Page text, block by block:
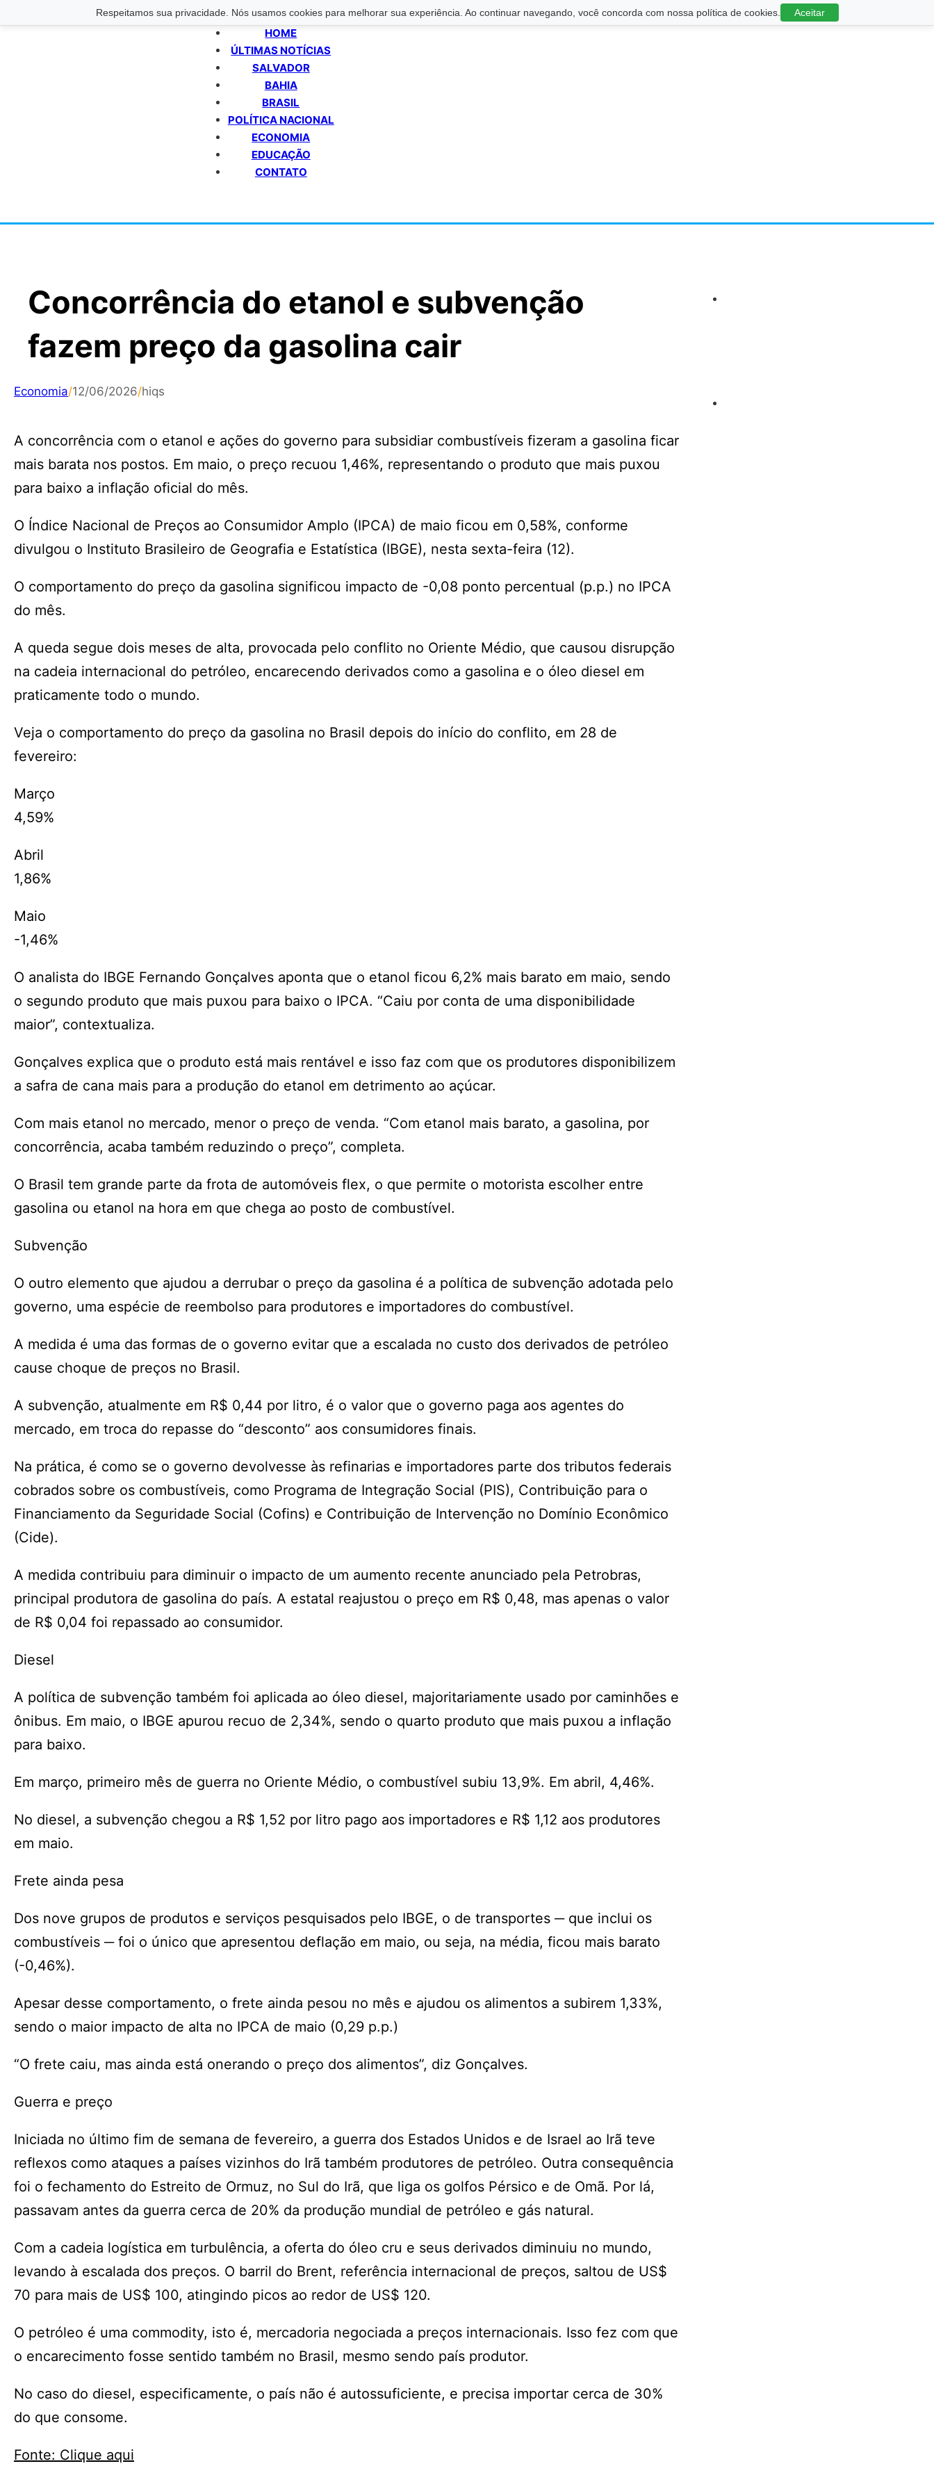
Respeitamos sua privacidade. Nós usamos cookies para melhorar sua experiência. Ao continuar navegando, você concorda com nossa política de cookies. Aceitar
HOME
ÚLTIMAS NOTÍCIAS
SALVADOR
BAHIA
BRASIL
POLÍTICA NACIONAL
ECONOMIA
EDUCAÇÃO
CONTATO
Concorrência do etanol e subvenção
fazem preço da gasolina cair
Economia/12/06/2026/hiqs
A concorrência com o etanol e ações do governo para subsidiar combustíveis fizeram a gasolina ficar
mais barata nos postos. Em maio, o preço recuou 1,46%, representando o produto que mais puxou
para baixo a inflação oficial do mês.
O Índice Nacional de Preços ao Consumidor Amplo (IPCA) de maio ficou em 0,58%, conforme
divulgou o Instituto Brasileiro de Geografia e Estatística (IBGE), nesta sexta-feira (12).
O comportamento do preço da gasolina significou impacto de -0,08 ponto percentual (p.p.) no IPCA
do mês.
A queda segue dois meses de alta, provocada pelo conflito no Oriente Médio, que causou disrupção
na cadeia internacional do petróleo, encarecendo derivados como a gasolina e o óleo diesel em
praticamente todo o mundo.
Veja o comportamento do preço da gasolina no Brasil depois do início do conflito, em 28 de
fevereiro:
Março
4,59%
Abril
1,86%
Maio
-1,46%
O analista do IBGE Fernando Gonçalves aponta que o etanol ficou 6,2% mais barato em maio, sendo
o segundo produto que mais puxou para baixo o IPCA. “Caiu por conta de uma disponibilidade
maior”, contextualiza.
Gonçalves explica que o produto está mais rentável e isso faz com que os produtores disponibilizem
a safra de cana mais para a produção do etanol em detrimento ao açúcar.
Com mais etanol no mercado, menor o preço de venda. “Com etanol mais barato, a gasolina, por
concorrência, acaba também reduzindo o preço”, completa.
O Brasil tem grande parte da frota de automóveis flex, o que permite o motorista escolher entre
gasolina ou etanol na hora em que chega ao posto de combustível.
Subvenção
O outro elemento que ajudou a derrubar o preço da gasolina é a política de subvenção adotada pelo
governo, uma espécie de reembolso para produtores e importadores do combustível.
A medida é uma das formas de o governo evitar que a escalada no custo dos derivados de petróleo
cause choque de preços no Brasil.
A subvenção, atualmente em R$ 0,44 por litro, é o valor que o governo paga aos agentes do
mercado, em troca do repasse do “desconto” aos consumidores finais.
Na prática, é como se o governo devolvesse às refinarias e importadores parte dos tributos federais
cobrados sobre os combustíveis, como Programa de Integração Social (PIS), Contribuição para o
Financiamento da Seguridade Social (Cofins) e Contribuição de Intervenção no Domínio Econômico
(Cide).
A medida contribuiu para diminuir o impacto de um aumento recente anunciado pela Petrobras,
principal produtora de gasolina do país. A estatal reajustou o preço em R$ 0,48, mas apenas o valor
de R$ 0,04 foi repassado ao consumidor.
Diesel
A política de subvenção também foi aplicada ao óleo diesel, majoritariamente usado por caminhões e
ônibus. Em maio, o IBGE apurou recuo de 2,34%, sendo o quarto produto que mais puxou a inflação
para baixo.
Em março, primeiro mês de guerra no Oriente Médio, o combustível subiu 13,9%. Em abril, 4,46%.
No diesel, a subvenção chegou a R$ 1,52 por litro pago aos importadores e R$ 1,12 aos produtores
em maio.
Frete ainda pesa
Dos nove grupos de produtos e serviços pesquisados pelo IBGE, o de transportes ─ que inclui os
combustíveis ─ foi o único que apresentou deflação em maio, ou seja, na média, ficou mais barato
(-0,46%).
Apesar desse comportamento, o frete ainda pesou no mês e ajudou os alimentos a subirem 1,33%,
sendo o maior impacto de alta no IPCA de maio (0,29 p.p.)
“O frete caiu, mas ainda está onerando o preço dos alimentos”, diz Gonçalves.
Guerra e preço
Iniciada no último fim de semana de fevereiro, a guerra dos Estados Unidos e de Israel ao Irã teve
reflexos como ataques a países vizinhos do Irã também produtores de petróleo. Outra consequência
foi o fechamento do Estreito de Ormuz, no Sul do Irã, que liga os golfos Pérsico e de Omã. Por lá,
passavam antes da guerra cerca de 20% da produção mundial de petróleo e gás natural.
Com a cadeia logística em turbulência, a oferta do óleo cru e seus derivados diminuiu no mundo,
levando à escalada dos preços. O barril do Brent, referência internacional de preços, saltou de US$
70 para mais de US$ 100, atingindo picos ao redor de US$ 120.
O petróleo é uma commodity, isto é, mercadoria negociada a preços internacionais. Isso fez com que
o encarecimento fosse sentido também no Brasil, mesmo sendo país produtor.
No caso do diesel, especificamente, o país não é autossuficiente, e precisa importar cerca de 30%
do que consome.
Fonte: Clique aqui